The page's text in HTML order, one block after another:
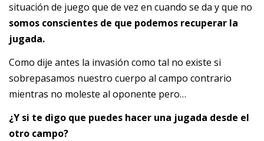
situación de juego que de vez en cuando se da y que no
somos conscientes de que podemos recuperar la
jugada.
Como dije antes la invasión como tal no existe si
sobrepasamos nuestro cuerpo al campo contrario
mientras no moleste al oponente pero…
¿Y si te digo que puedes hacer una jugada desde el
otro campo?